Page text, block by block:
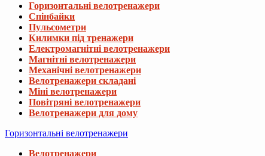
Горизонтальні велотренажери
Спінбайки
Пульсометри
Килимки під тренажери
Електромагнітні велотренажери
Магнітні велотренажери
Механічні велотренажери
Велотренажери складані
Міні велотренажери
Повітряні велотренажери
Велотренажери для дому
Горизонтальні велотренажери
Велотренажери